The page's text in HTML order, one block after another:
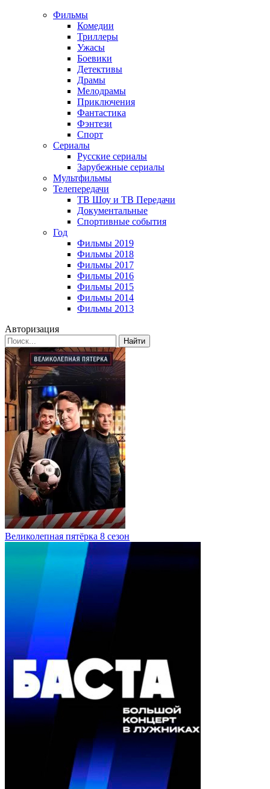
Фильмы
Комедии
Триллеры
Ужасы
Боевики
Детективы
Драмы
Мелодрамы
Приключения
Фантастика
Фэнтези
Спорт
Сериалы
Русские сериалы
Зарубежные сериалы
Мультфильмы
Телепередачи
ТВ Шоу и ТВ Передачи
Документальные
Спортивные события
Год
Фильмы 2019
Фильмы 2018
Фильмы 2017
Фильмы 2016
Фильмы 2015
Фильмы 2014
Фильмы 2013
Авторизация
Найти
Великолепная пятёрка 8 сезон